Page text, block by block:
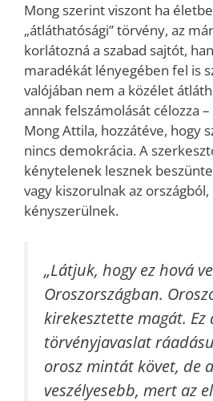
Mong szerint viszont ha
„átláthatósági” törvény, az
korlátozná a szabad sajtót,
maradékát lényegében fel is
valójában nem a közélet
annak felszámolását célozza
Mong Attila, hozzátéve, hogy
nincs demokrácia. A
kénytelenek lesznek
vagy kiszorulnak az
kényszerülnek.
„Látjuk, hogy ez hová
Oroszországban.
kirekesztette magát. Ez
törvényjavaslat
orosz mintát követ, de
veszélyesebb, mert az